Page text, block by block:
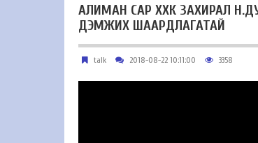
АЛИМАН САР ХХК ЗАХИРАЛ
ДЭМЖИХ ШААРДЛАГАТАЙ
talk 2018-08-22 10:11:00 3358